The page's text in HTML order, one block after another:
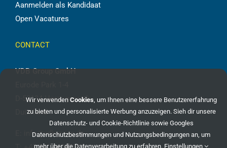
Aanmelden als Kandidaat
Open Vacatures
CONTACT
VDB Group GmbH
D-52134 Herzogenrath
Duitsland
info@vdbgroup.de
Wir verwenden Cookies, um Ihnen eine bessere Benutzererfahrung
zu bieten und personalisierte Werbung anzuzeigen. Sieh dir unsere
Datenschutz- und Cookie-Richtliniesowie Googles
Datenschutzbestimmungen und Nutzungsbedingungen an, um
mehr über die Datenverarbeitung zu erfahren. Einstellungen